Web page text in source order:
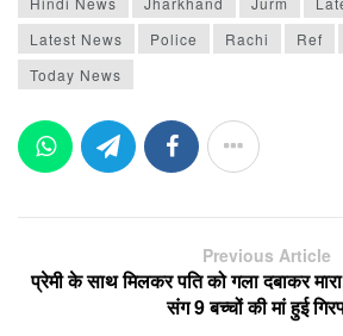
Latest News
Police Rachi Ref
Today News
Previous Article
प्रेमी के साथ मिलकर पति को गला दबाकर
संग 9 बच्चों की मां हुई